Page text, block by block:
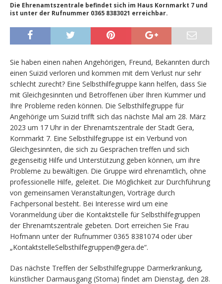
Die Ehrenamtszentrale befindet sich im Haus Kornmarkt 7 und
ist unter der Rufnummer 0365 8383021 erreichbar.
Sie haben einen nahen Angehörigen, Freund, Bekannten durch
einen Suizid verloren und kommen mit dem Verlust nur sehr
schlecht zurecht? Eine Selbsthilfegruppe kann helfen, dass Sie
mit Gleichgesinnten und Betroffenen über Ihren Kummer und
Ihre Probleme reden können. Die Selbsthilfegruppe für
Angehörige um Suizid trifft sich das nächste Mal am 28. März
2023 um 17 Uhr in der Ehrenamtszentrale der Stadt Gera,
Kornmarkt 7. Eine Selbsthilfegruppe ist ein Verbund von
Gleichgesinnten, die sich zu Gesprächen treffen und sich
gegenseitig Hilfe und Unterstützung geben können, um ihre
Probleme zu bewältigen. Die Gruppe wird ehrenamtlich, ohne
professionelle Hilfe, geleitet. Die Möglichkeit zur Durchführung
von gemeinsamen Veranstaltungen, Vorträge durch
Fachpersonal besteht. Bei Interesse wird um eine
Voranmeldung über die Kontaktstelle für Selbsthilfegruppen
der Ehrenamtszentrale gebeten. Dort erreichen Sie Frau
Hofmann unter der Rufnummer 0365 8381074 oder über
„KontaktstelleSelbsthilfegruppen@gera.de“.
Das nächste Treffen der Selbsthilfegruppe Darmerkrankung,
künstlicher Darmausgang (Stoma) findet am Dienstag, den 28.